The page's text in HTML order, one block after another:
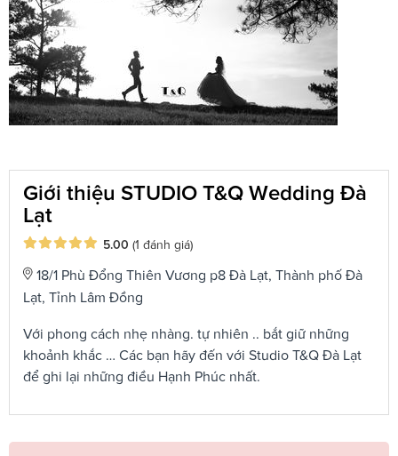
Giới thiệu STUDIO T&Q Wedding Đà
Lạt
5.00 (1 đánh giá)
18/1 Phù Đổng Thiên Vương p8 Đà Lạt, Thành phố Đà
Lạt, Tỉnh Lâm Đồng
Với phong cách nhẹ nhàng. tự nhiên .. bắt giữ những
khoảnh khắc … Các bạn hãy đến với Studio T&Q Đà Lạt
để ghi lại những điều Hạnh Phúc nhất.